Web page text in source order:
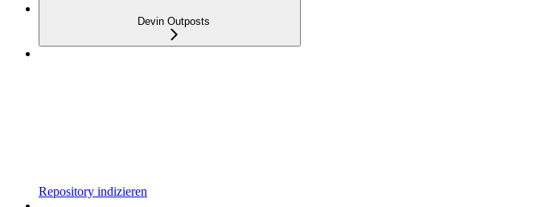
Devin Outposts
Repository indizieren